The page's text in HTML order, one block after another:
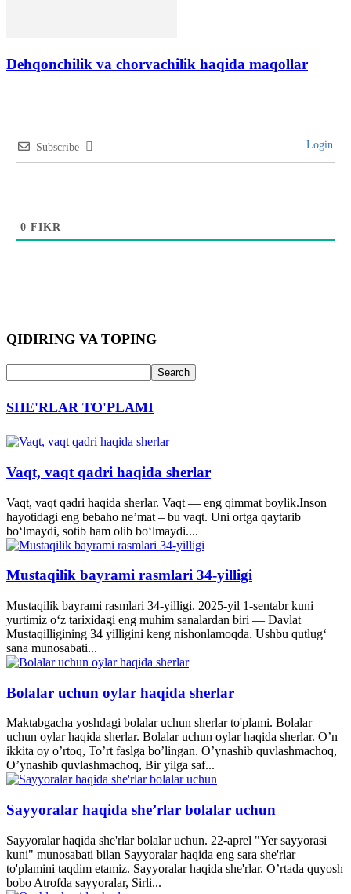
Dehqonchilik va chorvachilik haqida maqollar
Subscribe Login
0 FIKR
QIDIRING VA TOPING
SHE'RLAR TO'PLAMI
Vaqt, vaqt qadri haqida sherlar
Vaqt, vaqt qadri haqida sherlar. Vaqt — eng qimmat boylik.Inson
hayotidagi eng bebaho ne’mat – bu vaqt. Uni ortga qaytarib
bo‘lmaydi, sotib ham olib bo‘lmaydi....
Mustaqilik bayrami rasmlari 34-yilligi
Mustaqilik bayrami rasmlari 34-yilligi. 2025-yil 1-sentabr kuni
yurtimiz o‘z tarixidagi eng muhim sanalardan biri — Davlat
Mustaqilligining 34 yilligini keng nishonlamoqda. Ushbu qutlug‘
sana munosabati...
Bolalar uchun oylar haqida sherlar
Maktabgacha yoshdagi bolalar uchun sherlar to'plami. Bolalar
uchun oylar haqida sherlar. Bolalar uchun oylar haqida sherlar. O’n
ikkita oy o’rtoq, To’rt faslga bo’lingan. O’ynashib quvlashmachoq,
O’ynashib quvlashmachoq, Bir yilga saf...
Sayyoralar haqida she’rlar bolalar uchun
Sayyoralar haqida she'rlar bolalar uchun. 22-aprel "Yer sayyorasi
kuni" munosabati bilan Sayyoralar haqida eng sara she'rlar
to'plamini taqdim etamiz. Sayyoralar haqida she'rlar. O’rtada quyosh
bobo Atrofda sayyoralar, Sirli...